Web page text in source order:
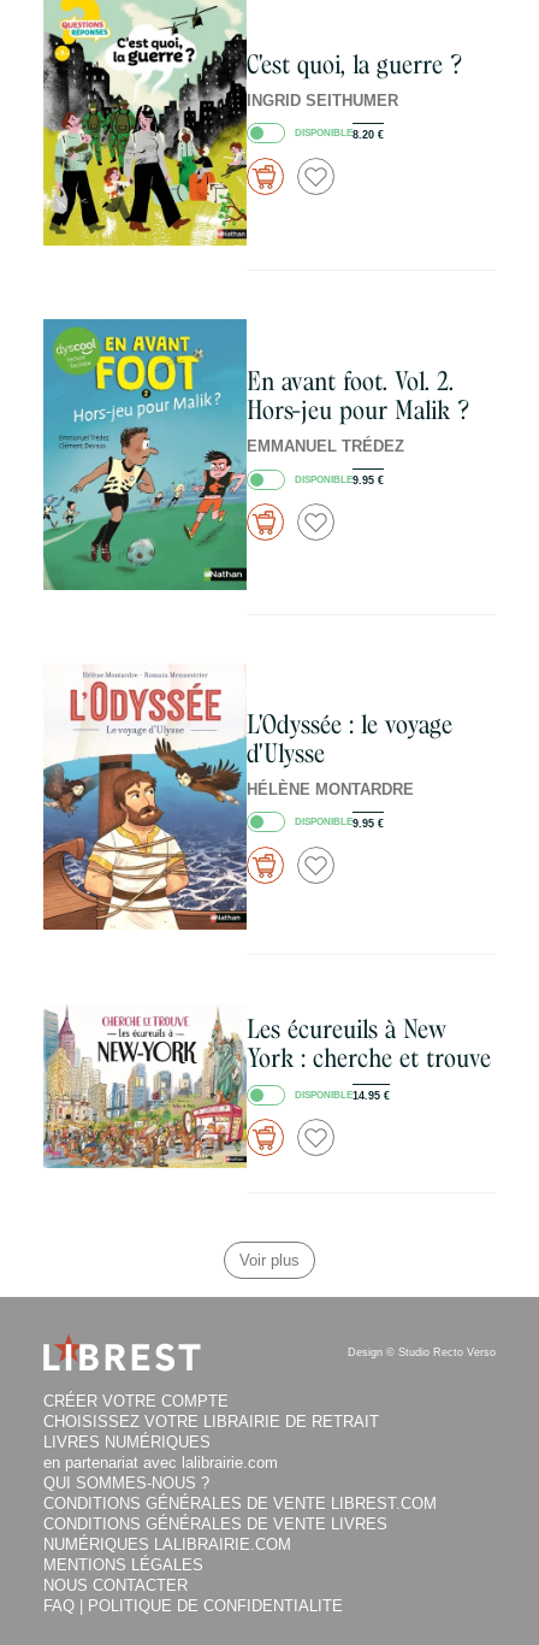
C'est quoi, la guerre ?
INGRID SEITHUMER
DISPONIBLE8.20 €
En avant foot. Vol. 2.
Hors-jeu pour Malik ?
EMMANUEL TRÉDEZ
DISPONIBLE9.95 €
L'Odyssée : le voyage
d'Ulysse
HÉLÈNE MONTARDRE
DISPONIBLE9.95 €
Les écureuils à New
York : cherche et trouve
DISPONIBLE14.95 €
Voir plus
Design © Studio Recto Verso
CRÉER VOTRE COMPTE
CHOISISSEZ VOTRE LIBRAIRIE DE RETRAIT
LIVRES NUMÉRIQUES
en partenariat avec lalibrairie.com
QUI SOMMES-NOUS ?
CONDITIONS GÉNÉRALES DE VENTE LIBREST.COM
CONDITIONS GÉNÉRALES DE VENTE LIVRES
NUMÉRIQUES LALIBRAIRIE.COM
MENTIONS LÉGALES
NOUS CONTACTER
FAQ | POLITIQUE DE CONFIDENTIALITE